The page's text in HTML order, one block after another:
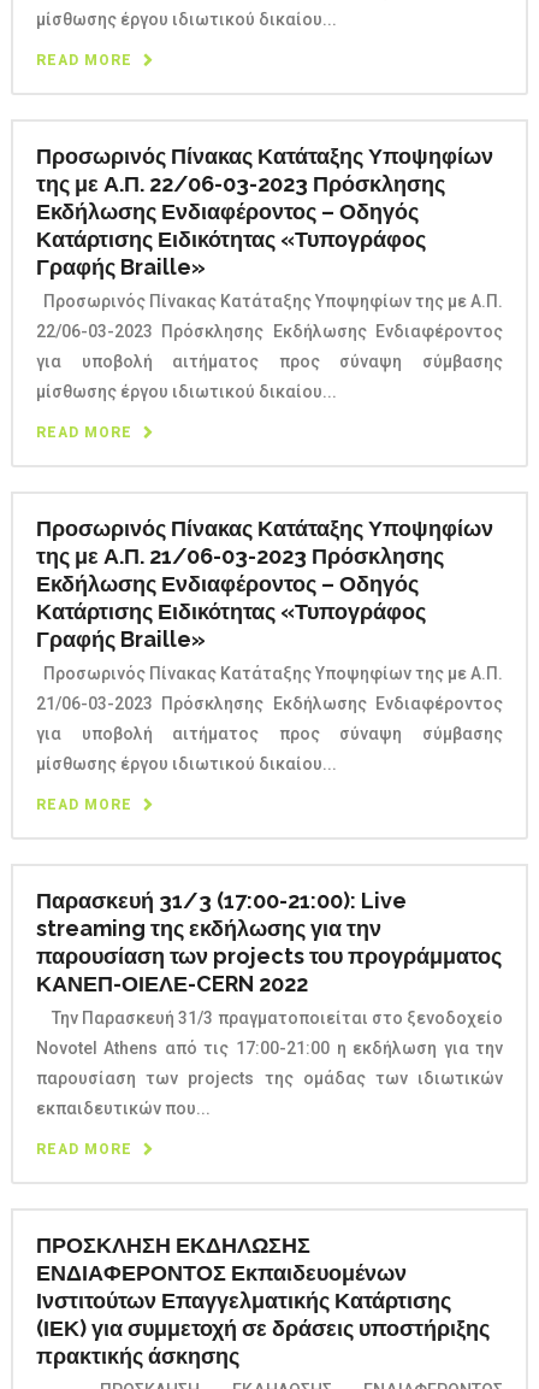
μίσθωσης έργου ιδιωτικού δικαίου...
READ MORE
Προσωρινός Πίνακας Κατάταξης Υποψηφίων
της με Α.Π. 22/06-03-2023 Πρόσκλησης
Εκδήλωσης Ενδιαφέροντος – Οδηγός
Κατάρτισης Ειδικότητας «Τυπογράφος
Γραφής Braille»
Προσωρινός Πίνακας Κατάταξης Υποψηφίων της με Α.Π.
22/06-03-2023 Πρόσκλησης Εκδήλωσης Ενδιαφέροντος
για υποβολή αιτήματος προς σύναψη σύμβασης
μίσθωσης έργου ιδιωτικού δικαίου...
READ MORE
Προσωρινός Πίνακας Κατάταξης Υποψηφίων
της με Α.Π. 21/06-03-2023 Πρόσκλησης
Εκδήλωσης Ενδιαφέροντος – Οδηγός
Κατάρτισης Ειδικότητας «Τυπογράφος
Γραφής Braille»
Προσωρινός Πίνακας Κατάταξης Υποψηφίων της με Α.Π.
21/06-03-2023 Πρόσκλησης Εκδήλωσης Ενδιαφέροντος
για υποβολή αιτήματος προς σύναψη σύμβασης
μίσθωσης έργου ιδιωτικού δικαίου...
READ MORE
Παρασκευή 31/3 (17:00-21:00): Live
streaming της εκδήλωσης για την
παρουσίαση των projects του προγράμματος
ΚΑΝΕΠ-ΟΙΕΛΕ-CERN 2022
Την Παρασκευή 31/3 πραγματοποιείται στο ξενοδοχείο
Novotel Athens από τις 17:00-21:00 η εκδήλωση για την
παρουσίαση των projects της ομάδας των ιδιωτικών
εκπαιδευτικών που...
READ MORE
ΠΡΟΣΚΛΗΣΗ ΕΚΔΗΛΩΣΗΣ
ΕΝΔΙΑΦΕΡΟΝΤΟΣ Εκπαιδευομένων
Ινστιτούτων Επαγγελματικής Κατάρτισης
(ΙΕΚ) για συμμετοχή σε δράσεις υποστήριξης
πρακτικής άσκησης